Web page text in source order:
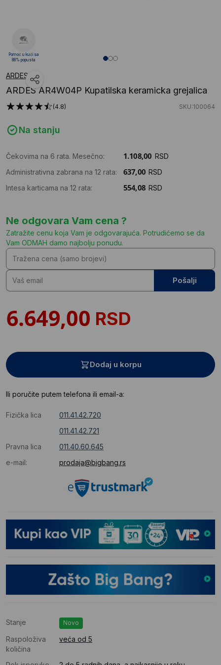
ARDES
ARDES AR4W04P Kupatilska keramicka grejalica
(4.8) SKU:100064
Na stanju
Čekovima na 6 rata. Mesečno:
RSD
Administrativna zabrana na 12 rata:
RSD
Intesa karticama na 12 rata:
RSD
Ne odgovara Vam cena ?
Zatražite cenu koja Vam je odgovarajuća. Potrudićemo se da
Vam ODMAH damo najbolju ponudu.
Pošalji
RSD
Dodaj u korpu
Ili poručite putem telefona ili email-a:
Fizička lica
011.41.42.720
011.41.42.721
Pravna lica
011.40.60.645
e-mail:
prodaja@bigbang.rs
Stanje Novo
Raspoloživa
količina
veća od 5
Pomoć u kući sa
88% popusta